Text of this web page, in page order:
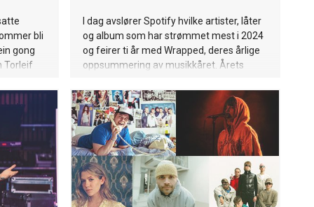
bli
gong
Torleif
I dag avslører Spotify hvilke artister, låter
og album som har strømmet mest i 2024
og feirer ti år med Wrapped, deres årlige
oppsummering av musikkåret. Årets
er et innblikk i hva som har definert
musikkåret for millioner av nordmenn - en
spennende blanding av globale
musikkikoner og sterke norske innslag.